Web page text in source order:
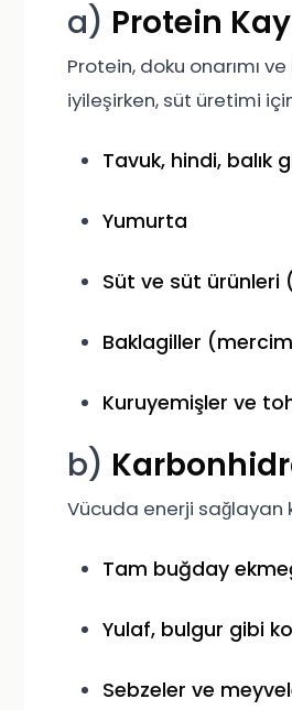
a) Protein
Protein, doku onarımı
iyileşirken, süt üretimi
Tavuk, hindi, balık
Yumurta
Süt ve süt ürünleri
Baklagiller
Kuruyemişler ve
b)
Vücuda enerji
Tam buğday
Yulaf, bulgur gibi
Sebzeler ve